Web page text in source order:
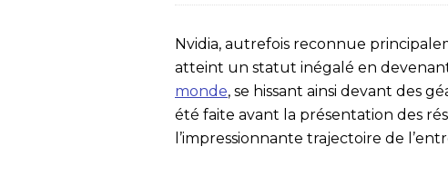
Nvidia, autrefois reconnue
atteint un statut inégalé en
monde, se hissant ainsi devant des
été faite avant la présentation des
l’impressionnante trajectoire de